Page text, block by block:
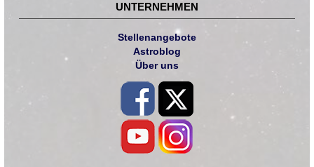
UNTERNEHMEN
Stellenangebote
Astroblog
Über uns